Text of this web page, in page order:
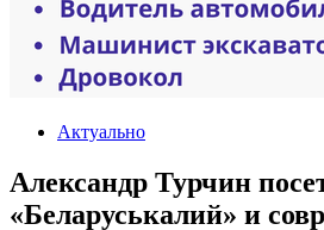
Актуально
Александр Турчин
«Беларуськалий» и